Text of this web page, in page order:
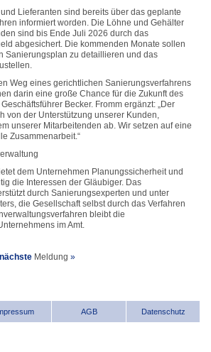
Lieferanten sind bereits über das geplante
informiert worden. Die Löhne und Gehälter
sind bis Ende Juli 2026 durch das
abgesichert. Die kommenden Monate sollen
Sanierungsplan zu detaillieren und das
Weg eines gerichtlichen Sanierungsverfahrens
darin eine große Chance für die Zukunft des
Becker. Fromm ergänzt: „Der
von der Unterstützung unserer Kunden,
unserer Mitarbeitenden ab. Wir setzen auf eine
Zusammenarbeit.“
dem Unternehmen Planungssicherheit und
die Interessen der Gläubiger. Das
durch Sanierungsexperten und unter
die Gesellschaft selbst durch das Verfahren
bleibt die
im Amt.
nächste Meldung »
AGB Datenschutz